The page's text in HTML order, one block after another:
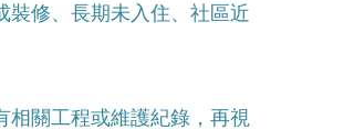
裝修、長期未入住、社區近
相關工程或維護紀錄，再視